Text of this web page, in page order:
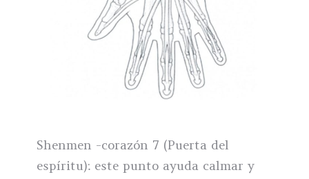
Shenmen -corazón 7 (Puerta del
espíritu): este punto ayuda calmar y